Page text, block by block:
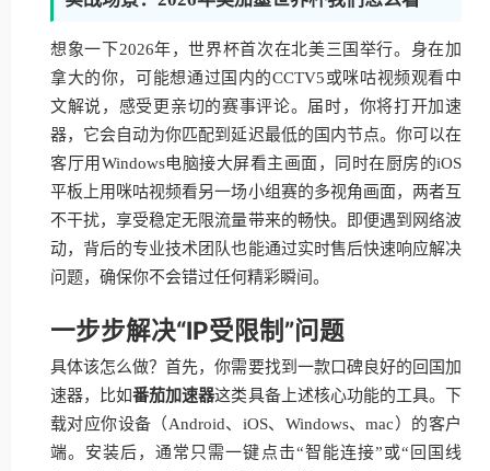
想象一下2026年，世界杯首次在北美三国举行。身在加
拿大的你，可能想通过国内的CCTV5或咪咕视频观看中
文解说，感受更亲切的赛事评论。届时，你将打开加速
器，它会自动为你匹配到延迟最低的国内节点。你可以在
客厅用Windows电脑接大屏看主画面，同时在厨房的iOS
平板上用咪咕视频看另一场小组赛的多视角画面，两者互
不干扰，享受稳定无限流量带来的畅快。即便遇到网络波
动，背后的专业技术团队也能通过实时售后快速响应解决
问题，确保你不会错过任何精彩瞬间。
一步步解决“IP受限制”问题
具体该怎么做？首先，你需要找到一款口碑良好的回国加
速器，比如番茄加速器这类具备上述核心功能的工具。下
载对应你设备（Android、iOS、Windows、mac）的客户
端。安装后，通常只需一键点击“智能连接”或“回国线